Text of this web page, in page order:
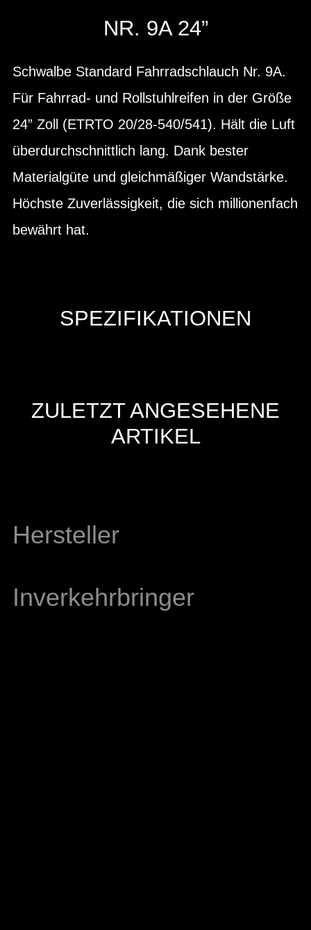
NR. 9A 24”
Schwalbe Standard Fahrradschlauch Nr. 9A.
Für Fahrrad- und Rollstuhlreifen in der Größe
24” Zoll (ETRTO 20/28-540/541). Hält die Luft
überdurchschnittlich lang. Dank bester
Materialgüte und gleichmäßiger Wandstärke.
Höchste Zuverlässigkeit, die sich millionenfach
bewährt hat.
SPEZIFIKATIONEN
ZULETZT ANGESEHENE
ARTIKEL
Hersteller
Inverkehrbringer